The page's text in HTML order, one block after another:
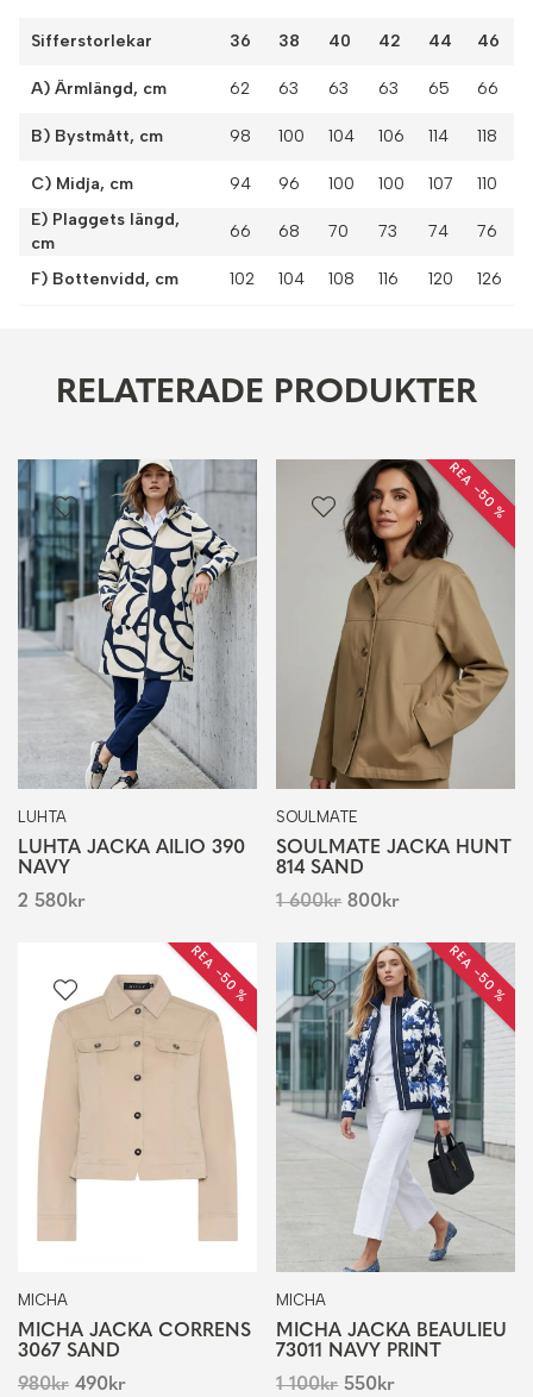
Sifferstorlekar 36 38 40 42 44 46
A) Ärmlängd, cm 62 63 63 63 65 66
B) Bystmått, cm 98 100 104 106 114 118
C) Midja, cm 94 96 100 100 107
110
E) Plaggets längd,
cm
66 68 70 73 74 76
F) Bottenvidd, cm 102 104 108 116 120 126
RELATERADE PRODUKTER
LUHTA
LUHTA JACKA AILIO 390
NAVY
2 580kr
REA −50 %
SOULMATE
SOULMATE JACKA HUNT
814 SAND
1 600kr 800kr
REA −50 %
MICHA
MICHA JACKA CORRENS
3067 SAND
980kr 490kr
REA −50 %
MICHA
MICHA JACKA BEAULIEU
73011 NAVY PRINT
1 100kr 550kr